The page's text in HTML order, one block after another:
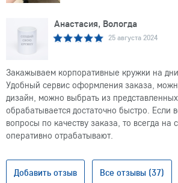
Анастасия, Вологда
25 августа 2024
Закажываем корпоративные кружки на
Удобный сервис оформления заказа,
дизайн, можно выбрать из
обрабатывается достаточно быстро. Если
вопросы по качеству заказа, то всегда на
оперативно отрабатывают.
Добавить отзыв Все отзывы (37)